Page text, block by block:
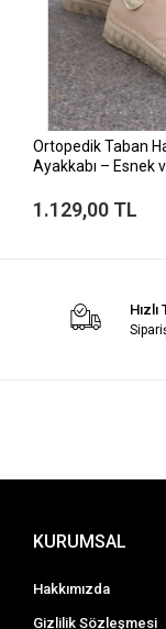
Ortopedik Taban
Ayakkabı – Esnek
1.129,00 TL
KURUMSAL
Hakkımızda
Gizlilik Sözleşmesi